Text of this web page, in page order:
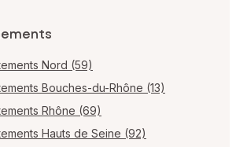
Nord (59)
Bouches-du-Rhône (13)
Rhône (69)
Hauts de Seine (92)